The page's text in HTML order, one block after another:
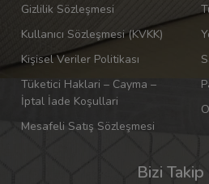
Gizlilik Sözleşmesi
Kullanıcı Sözleşmesi (KVKK)
Kişisel Veriler Politikası
Tüketici Haklari – Cayma –
İptal İade Koşullari
Mesafeli Satış Sözleşmesi
Bizi Takip